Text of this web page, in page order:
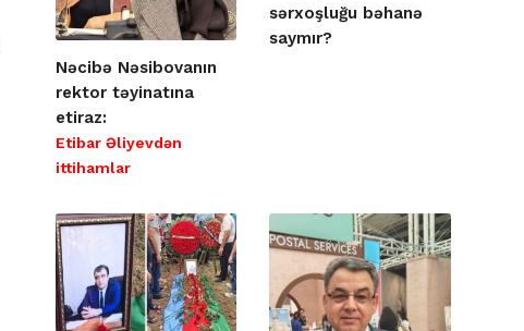
Nəcibə Nəsibovanın
rektor təyinatına
etiraz:
Etibar Əliyevdən
ittihamlar
sərxoşluğu bəhanə
saymır?